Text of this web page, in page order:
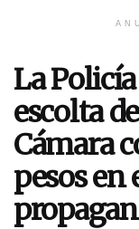
La
escolta
Cámara
pesos en